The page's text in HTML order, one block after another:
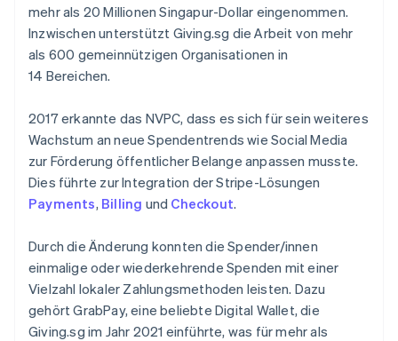
mehr als 20 Millionen Singapur-Dollar eingenommen.
Inzwischen unterstützt Giving.sg die Arbeit von mehr
als 600 gemeinnützigen Organisationen in
14 Bereichen.
2017 erkannte das NVPC, dass es sich für sein weiteres
Wachstum an neue Spendentrends wie Social Media
zur Förderung öffentlicher Belange anpassen musste.
Dies führte zur Integration der Stripe-Lösungen
Payments, Billing und Checkout.
Durch die Änderung konnten die Spender/innen
einmalige oder wiederkehrende Spenden mit einer
Vielzahl lokaler Zahlungsmethoden leisten. Dazu
gehört GrabPay, eine beliebte Digital Wallet, die
Giving.sg im Jahr 2021 einführte, was für mehr als